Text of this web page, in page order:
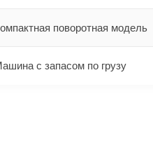
поворотная модель
с запасом по грузу